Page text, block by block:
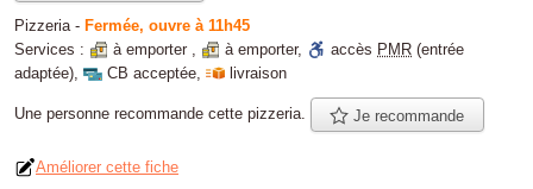
Pizzeria- Fermée, ouvre à 11h45
Services :
à emporter , à emporter, accès PMR (entrée
adaptée), CB acceptée, livraison
Une personne recommande cette pizzeria. Je recommande
Améliorer cette fiche